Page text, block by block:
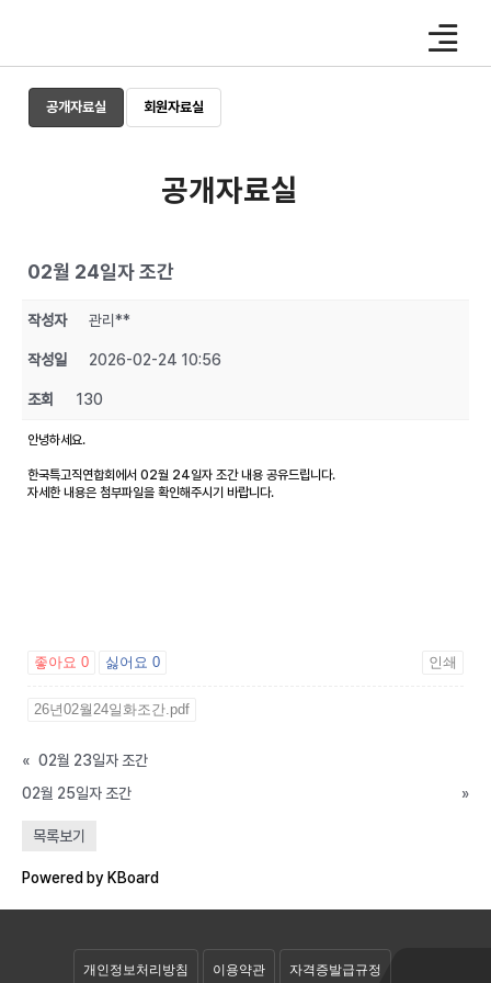
공개자료실 회원자료실
공개자료실
02월 24일자 조간
작성자 관리**
작성일 2026-02-24 10:56
조회 130
안녕하세요.
한국특고직연합회에서 02월 24일자 조간 내용 공유드립니다.
자세한 내용은 첨부파일을 확인해주시기 바랍니다.
좋아요 0 싫어요 0 인쇄
26년02월24일화조간.pdf
« 02월 23일자 조간
02월 25일자 조간
»
목록보기
Powered by KBoard
개인정보처리방침 이용약관 자격증발급규정